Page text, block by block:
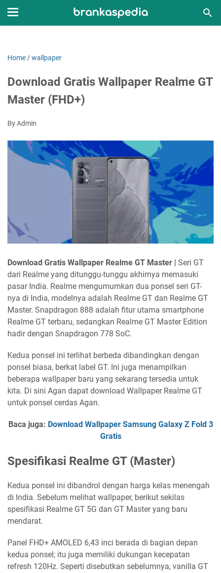
Home /wallpaper
Download Gratis Wallpaper Realme GT
Master (FHD+)
By Admin
Download Gratis Wallpaper Realme GT Master |
Seri GT
dari Realme yang ditunggu-tunggu akhirnya memasuki
pasar India. Realme mengumumkan dua ponsel seri GT-
nya di India, modelnya adalah Realme GT dan Realme GT
Master. Snapdragon 888 adalah fitur utama smartphone
Realme GT terbaru, sedangkan Realme GT Master Edition
hadir dengan Snapdragon 778 SoC.
Kedua ponsel ini terlihat berbeda dibandingkan dengan
ponsel biasa, berkat label GT. Ini juga menampilkan
beberapa wallpaper baru yang sekarang tersedia untuk
kita. Di sini Agan dapat download Wallpaper Realme GT
untuk ponsel cerdas Agan.
Baca juga: Download Wallpaper Samsung Galaxy Z Fold 3
Gratis
Spesifikasi Realme GT (Master)
Kedua ponsel ini dibandrol dengan harga kelas menengah
di India. Sebelum melihat wallpaper, berikut sekilas
spesifikasi Realme GT 5G dan GT Master yang baru
mendarat.
Panel FHD+ AMOLED 6,43 inci berada di bagian depan
kedua ponsel; itu juga memiliki dukungan kecepatan
refresh 120Hz. Seperti disebutkan sebelumnya, vanilla GT